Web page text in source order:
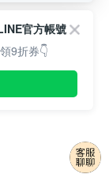
官方帳號
9折券👇